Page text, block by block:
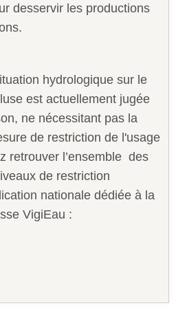
desservir les productions
hydrologique sur le
est actuellement jugée
ne nécessitant pas la
de restriction de l'usage
retrouver l’ensemble des
de restriction
nationale dédiée à la
VigiEau :